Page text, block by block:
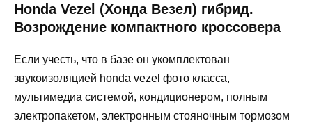
Honda Vezel (Хонда Везел) гибрид.
Возрождение компактного кроссовера
Если учесть, что в базе он укомплектован
звукоизоляцией honda vezel фото класса,
мультимедиа системой, кондиционером, полным
электропакетом, электронным стояночным тормозом